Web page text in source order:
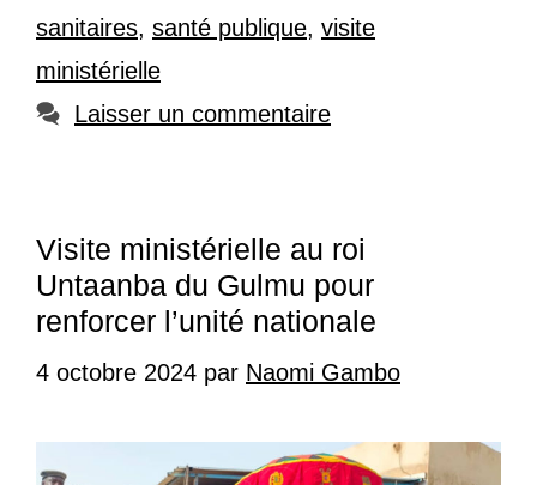
sanitaires, santé publique, visite
ministérielle
Laisser un commentaire
Visite ministérielle au roi
Untaanba du Gulmu pour
renforcer l’unité nationale
4 octobre 2024 par Naomi Gambo